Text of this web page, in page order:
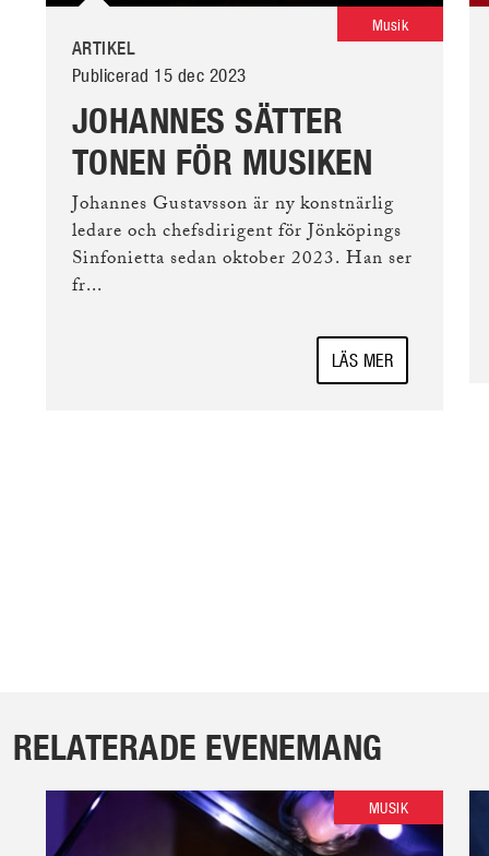
Musik
ARTIKEL
Publicerad 15 dec 2023
JOHANNES SÄTTER
TONEN FÖR MUSIKEN
Johannes Gustavsson är ny konstnärlig
ledare och chefsdirigent för Jönköpings
Sinfonietta sedan oktober 2023. Han ser
fr...
LÄS MER
RELATERADE EVENEMANG
MUSIK